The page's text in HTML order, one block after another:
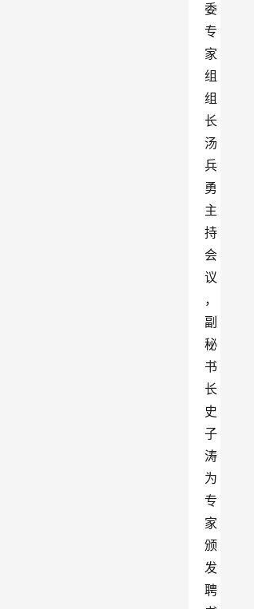
委
专
家
组
组
长
汤
兵
勇
主
持
会
议
，
副
秘
书
长
史
子
涛
为
专
家
颁
发
聘